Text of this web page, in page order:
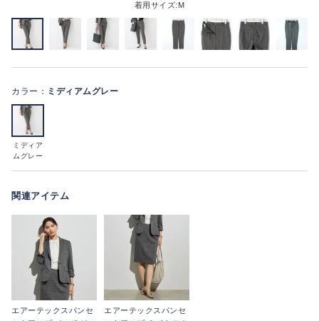
着用サイズ:M
カラー： ミディアムグレー
ミディア
ムグレー
関連アイテム
エアーテックスパンセ
エアーテックスパンセ